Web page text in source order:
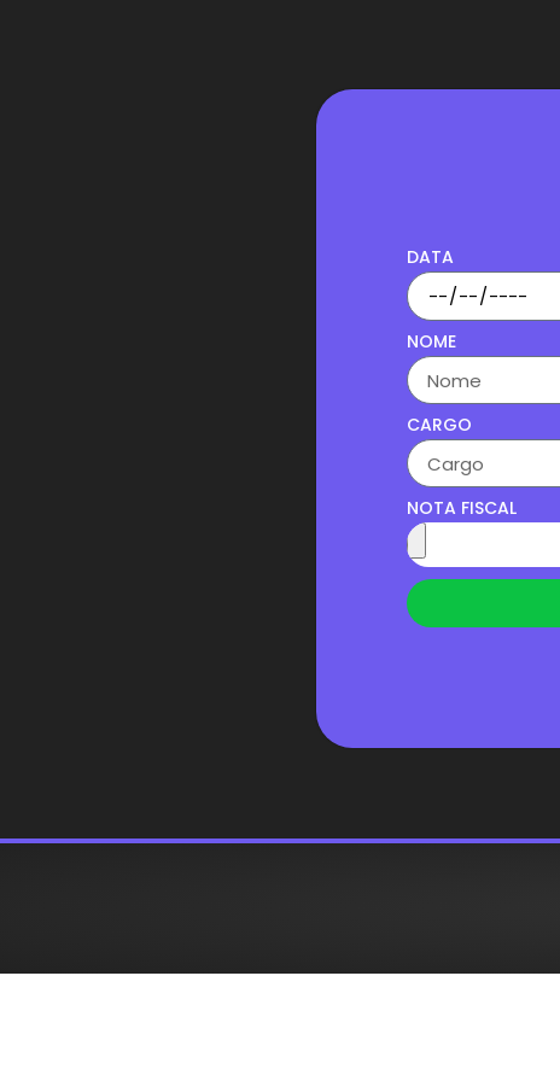
DATA
NOME
CARGO
NOTA FISCAL